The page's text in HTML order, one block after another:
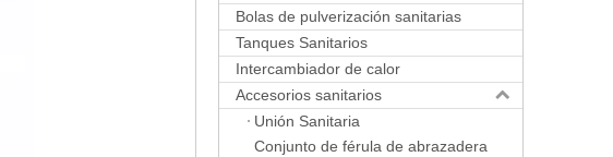
Bolas de pulverización sanitarias
Tanques Sanitarios
Intercambiador de calor
Accesorios sanitarios
Unión Sanitaria
Conjunto de férula de abrazadera